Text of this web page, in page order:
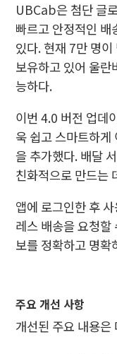
UBCab은 첨단 글
빠르고 안정적인
있다. 현재 7만 명
보유하고 있어 울란
능하다.
이번 4.0 버전 업데
욱 쉽고 스마트하게
을 추가했다. 배달
친화적으로 만드는
앱에 로그인한 후
레스 배송을 요청할
보를 정확하고 명확
주요 개선 사항
개선된 주요 내용은